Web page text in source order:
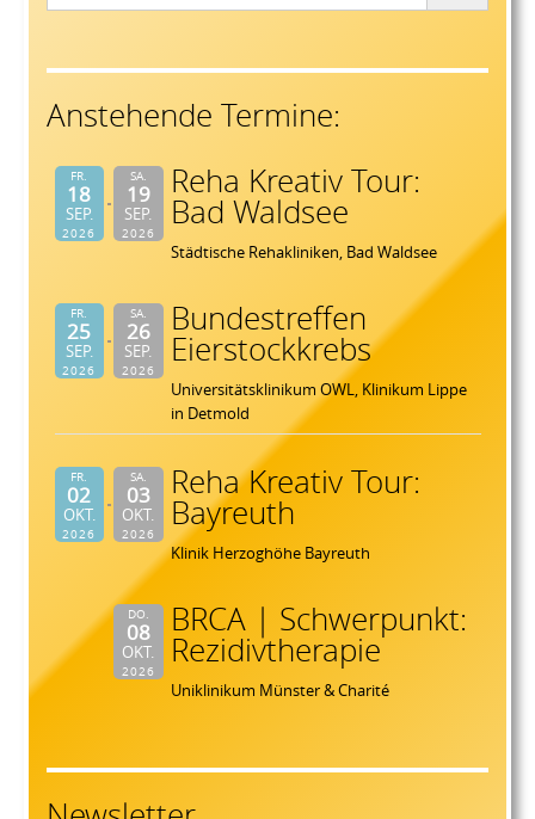
Anstehende Termine:
FR.
18
SEP.
2026
SA.
19
SEP.
2026
Reha Kreativ Tour:
Bad Waldsee
Städtische Rehakliniken, Bad Waldsee
FR.
25
SEP.
2026
SA.
26
SEP.
2026
Bundestreffen
Eierstockkrebs
Universitätsklinikum OWL, Klinikum Lippe
in Detmold
FR.
02
OKT.
2026
SA.
03
OKT.
2026
Reha Kreativ Tour:
Bayreuth
Klinik Herzoghöhe Bayreuth
DO.
08
OKT.
2026
BRCA | Schwerpunkt:
Rezidivtherapie
Uniklinikum Münster & Charité